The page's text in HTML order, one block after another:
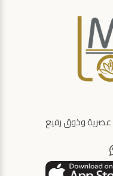
عصرية وذوق رفيع